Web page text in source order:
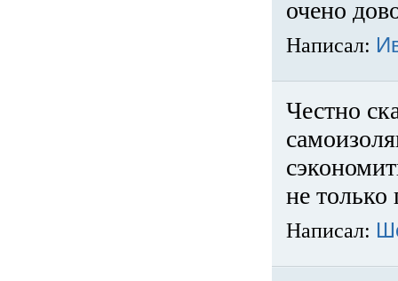
очено
Написал:
Честно
не только
Написал: